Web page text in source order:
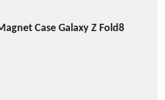
Case Galaxy Z Fold8